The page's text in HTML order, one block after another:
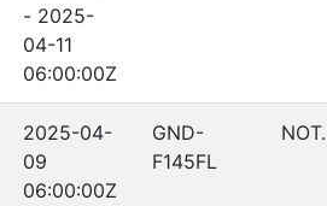
- 2025-
04-11
06:00:00Z
2025-04-
09
06:00:00Z
GND-
F145FL